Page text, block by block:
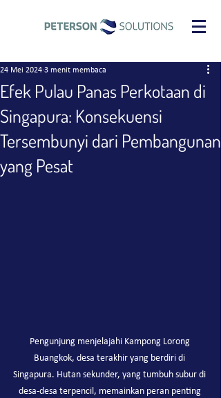
Efek Pulau Panas Perkotaan di
Singapura: Konsekuensi
Tersembunyi dari Pembangunan
yang Pesat
24 Mei 2024 3 menit membaca
Pengunjung menjelajahi Kampong Lorong
Buangkok, desa terakhir yang berdiri di
Singapura. Hutan sekunder, yang tumbuh subur di
desa-desa terpencil, memainkan peran penting